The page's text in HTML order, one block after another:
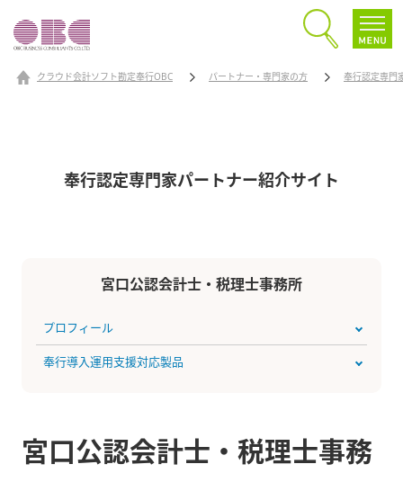
クラウド会計ソフト勘定奉行OBC パートナー・専門家の方 奉行認定専門
奉行認定専門家パートナー紹介サイト
宮口公認会計士・税理士事務所
プロフィール
奉行導入運用支援対応製品
宮口公認会計士・税理士事務